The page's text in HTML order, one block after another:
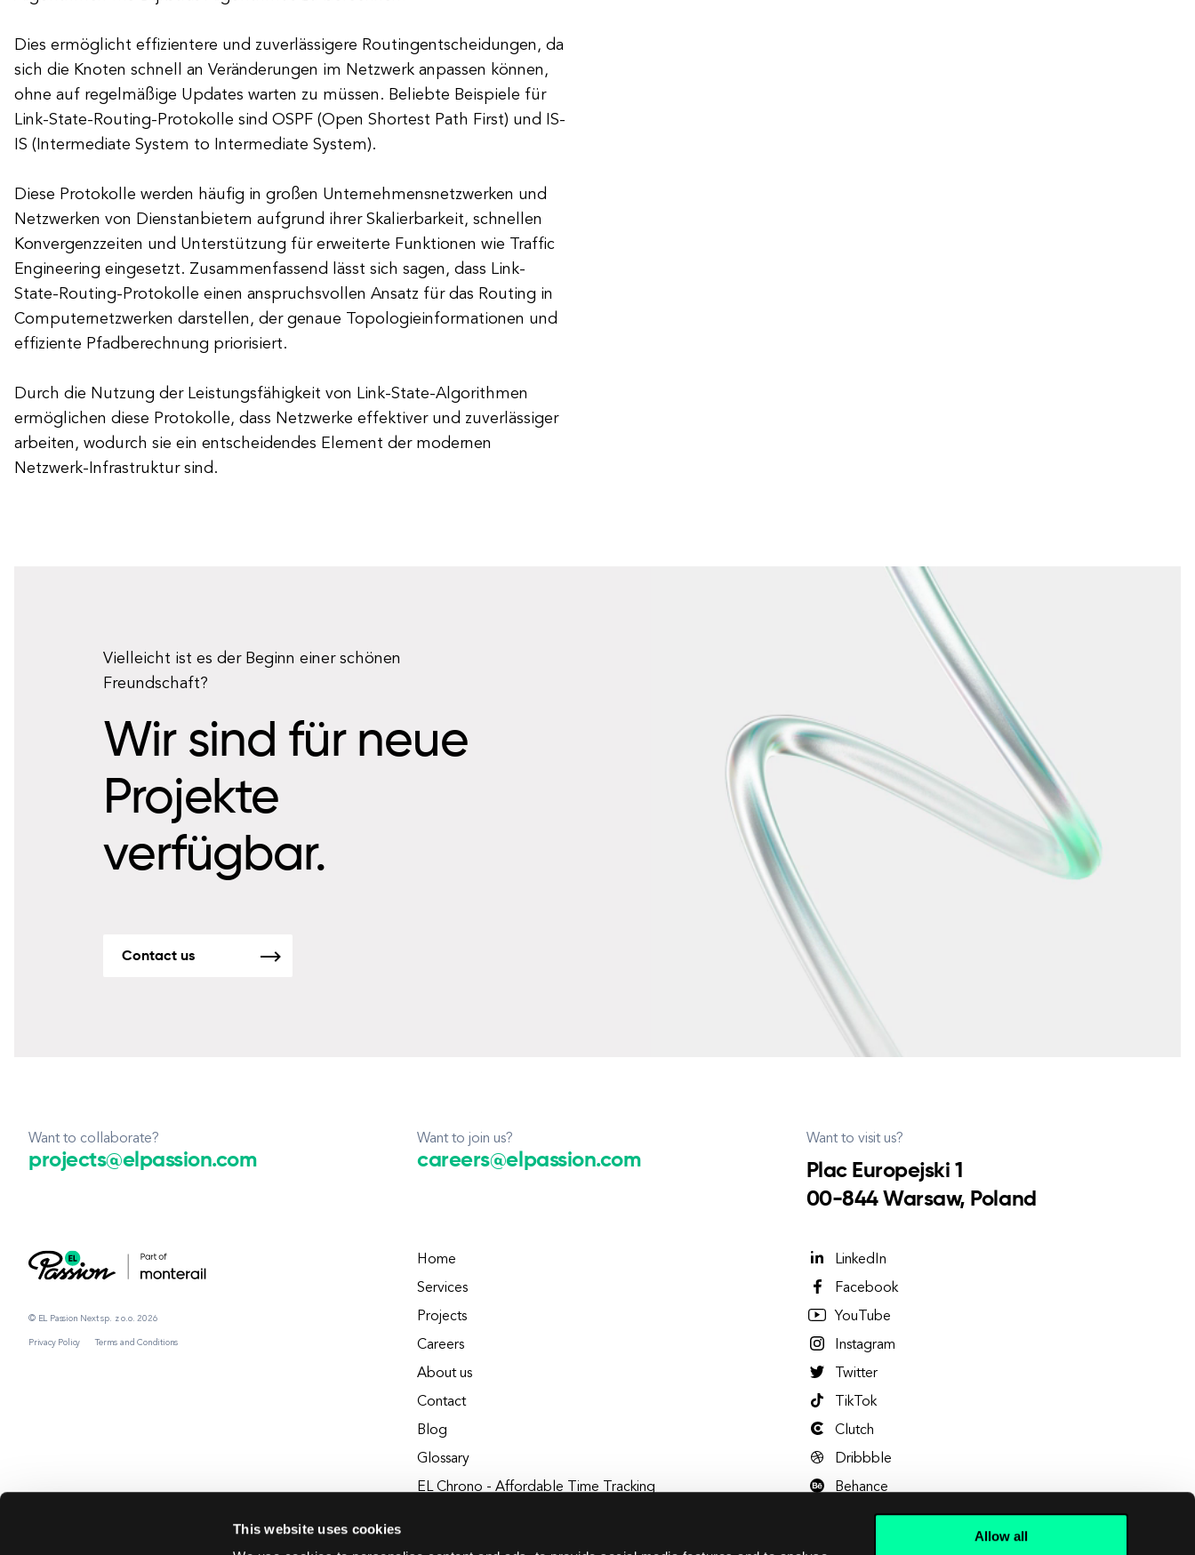
This website uses cookies
Allow all
Dies ermöglicht effizientere und zuverlässigere Routingentscheidungen, da
sich die Knoten schnell an Veränderungen im Netzwerk anpassen können,
ohne auf regelmäßige Updates warten zu müssen. Beliebte Beispiele für
Link-State-Routing-Protokolle sind OSPF (Open Shortest Path First) und IS-
IS (Intermediate System to Intermediate System).
Diese Protokolle werden häufig in großen Unternehmensnetzwerken und
Netzwerken von Dienstanbietern aufgrund ihrer Skalierbarkeit, schnellen
Konvergenzzeiten und Unterstützung für erweiterte Funktionen wie Traffic
Engineering eingesetzt. Zusammenfassend lässt sich sagen, dass Link-
State-Routing-Protokolle einen anspruchsvollen Ansatz für das Routing in
Computernetzwerken darstellen, der genaue Topologieinformationen und
effiziente Pfadberechnung priorisiert.
Durch die Nutzung der Leistungsfähigkeit von Link-State-Algorithmen
ermöglichen diese Protokolle, dass Netzwerke effektiver und zuverlässiger
arbeiten, wodurch sie ein entscheidendes Element der modernen
Netzwerk-Infrastruktur sind.
Vielleicht ist es der Beginn einer schönen
Freundschaft?
Wir sind für neue
Projekte
verfügbar.
Contact us
Want to collaborate?
projects@elpassion.com
Want to join us?
careers@elpassion.com
Want to visit us?
Plac Europejski 1
00-844 Warsaw, Poland
© EL Passion Next sp. z o.o. 2026
Privacy Policy Terms and Conditions
Home
Services
Projects
Careers
About us
Contact
Blog
Glossary
EL Chrono - Affordable Time Tracking
LinkedIn
Facebook
YouTube
Instagram
Twitter
TikTok
Clutch
Dribbble
Behance